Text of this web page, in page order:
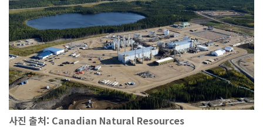
사진 출처: Canadian Natural Resources